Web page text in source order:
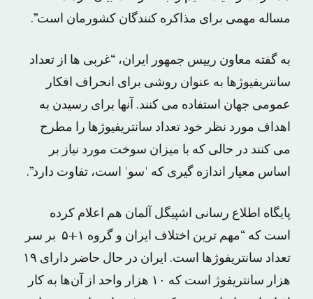
مساله مهمی برای مذاکره کنندگان کشورمان است”.
به گفته معاون رییس جمهور ایران، “غربی ها از تعداد
سانتریفیوژها به عنوان روشی برای انحراف افکار
عمومی جهان استفاده می کنند. آنها برای رسیدن به
اهداف مورد نظر خود تعداد سانتریفیوژها را مطرح
می کنند در حالی که با میزان سوخت مورد نیاز بر
اساس معیار اندازه گیری که ˈسوˈ است، تفاوت دارد”.
پایگاه اطلاع رسانی اشپیگل آلمان هم اعلام کرده
است که “مهم ‌ترین اختلاف ایران و گروه ۱+۵ بر سر
تعداد سانتریفوژها است. ایران در حال حاضر دارای ۱۹
هزار سانتریفوژ است که ۱۰ هزار واحد از آن‌ها به کار